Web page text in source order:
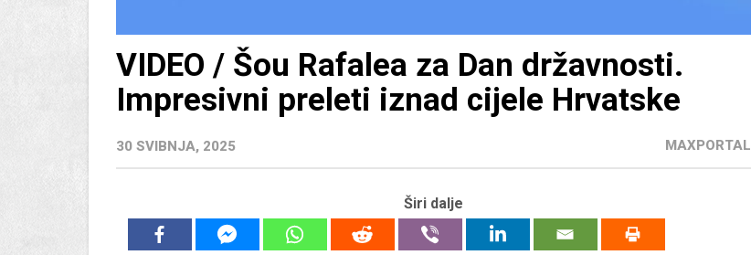
VIDEO / Šou Rafalea za Dan državnosti.
Impresivni preleti iznad cijele Hrvatske
30 SVIBNJA, 2025 MAXPORTAL
Širi dalje